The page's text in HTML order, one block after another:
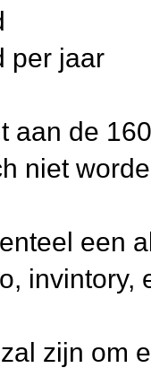
per jaar
de
niet
een
invintory,
zijn om